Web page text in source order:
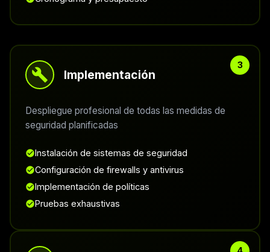
Implementación
Despliegue profesional de todas las medidas de
seguridad planificadas
Instalación de sistemas de seguridad
Configuración de firewalls y antivirus
Implementación de políticas
Pruebas exhaustivas